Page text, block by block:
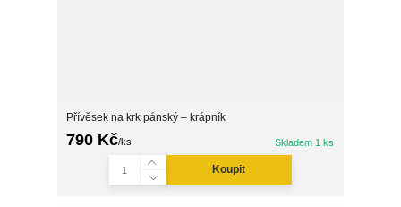
Přívěsek na krk pánský – krápník
790 Kč/ks Skladem 1 ks
Koupit